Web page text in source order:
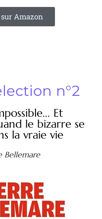
Amazon
n°2
Et
le bizarre se
la vraie vie
Bellemare